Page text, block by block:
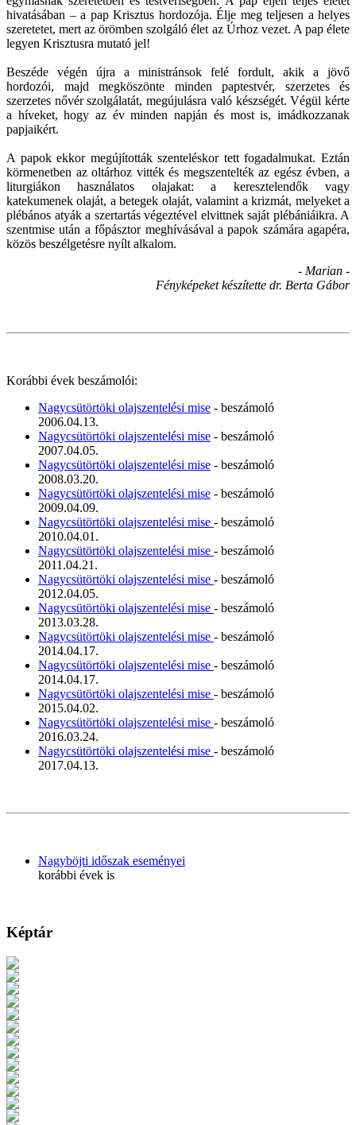
hivatásában – a pap Krisztus hordozója. Élje meg teljesen a helyes
szeretetet, mert az örömben szolgáló élet az Úrhoz vezet. A pap élete
legyen Krisztusra mutató jel!
Beszéde végén újra a ministránsok felé fordult, akik a jövő
hordozói, majd megköszönte minden paptestvér, szerzetes és
szerzetes nővér szolgálatát, megújulásra való készségét. Végül kérte
a híveket, hogy az év minden napján és most is, imádkozzanak
papjaikért.
A papok ekkor megújították szenteléskor tett fogadalmukat. Eztán
körmenetben az oltárhoz vitték és megszentelték az egész évben, a
liturgiákon használatos olajakat: a keresztelendők vagy
katekumenek olaját, a betegek olaját, valamint a krizmát, melyeket a
plébános atyák a szertartás végeztével elvittnek saját plébániáikra. A
szentmise után a főpásztor meghívásával a papok számára agapéra,
közös beszélgetésre nyílt alkalom.
- Marian -
Fényképeket készítette dr. Berta Gábor
Korábbi évek beszámolói:
Nagycsütörtöki olajszentelési mise - beszámoló
2006.04.13.
Nagycsütörtöki olajszentelési mise - beszámoló
2007.04.05.
Nagycsütörtöki olajszentelési mise - beszámoló
2008.03.20.
Nagycsütörtöki olajszentelési mise - beszámoló
2009.04.09.
Nagycsütörtöki olajszentelési mise - beszámoló
2010.04.01.
Nagycsütörtöki olajszentelési mise - beszámoló
2011.04.21.
Nagycsütörtöki olajszentelési mise - beszámoló
2012.04.05.
Nagycsütörtöki olajszentelési mise - beszámoló
2013.03.28.
Nagycsütörtöki olajszentelési mise - beszámoló
2014.04.17.
Nagycsütörtöki olajszentelési mise - beszámoló
2014.04.17.
Nagycsütörtöki olajszentelési mise - beszámoló
2015.04.02.
Nagycsütörtöki olajszentelési mise - beszámoló
2016.03.24.
Nagycsütörtöki olajszentelési mise - beszámoló
2017.04.13.
Nagyböjti időszak eseményei
korábbi évek is
Képtár